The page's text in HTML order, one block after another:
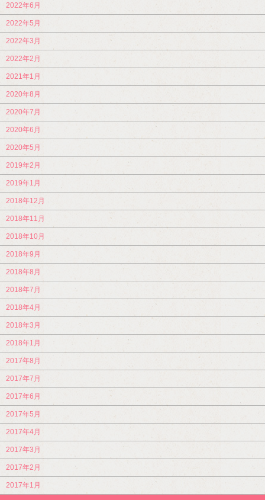
2022年6月
2022年5月
2022年3月
2022年2月
2021年1月
2020年8月
2020年7月
2020年6月
2020年5月
2019年2月
2019年1月
2018年12月
2018年11月
2018年10月
2018年9月
2018年8月
2018年7月
2018年4月
2018年3月
2018年1月
2017年8月
2017年7月
2017年6月
2017年5月
2017年4月
2017年3月
2017年2月
2017年1月